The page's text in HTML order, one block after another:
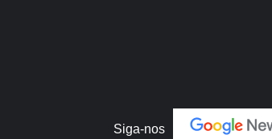
Siga-nos